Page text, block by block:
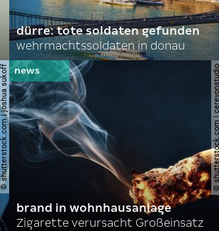
dürre: tote soldaten gefunden
wehrmachtssoldaten in donau
© shutterstock.com | joshua sukoff ©
brand in wohnhausanlage
Zigarette verursacht Großeinsatz